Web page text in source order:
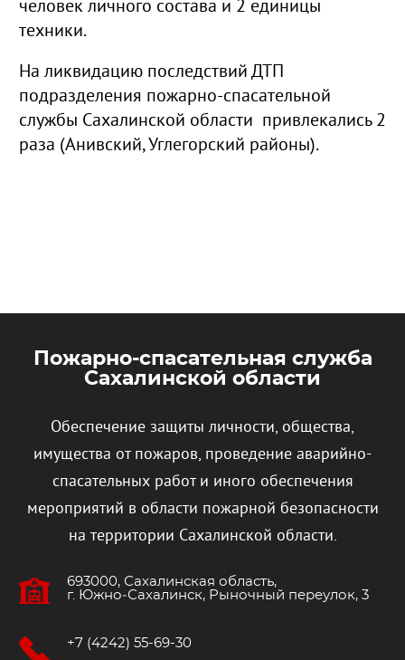
человек личного состава и 2 единицы
техники.
На ликвидацию последствий ДТП
подразделения пожарно-спасательной
службы Сахалинской области привлекались 2
раза (Анивский, Углегорский районы).
Пожарно-спасательная служба
Сахалинской области
Обеспечение защиты личности, общества,
имущества от пожаров, проведение аварийно-
спасательных работ и иного обеспечения
мероприятий в области пожарной безопасности
на территории Сахалинской области.
693000, Сахалинская область,
г. Южно‐Сахалинск, Рыночный переулок, 3
+7 (4242) 55-69-30